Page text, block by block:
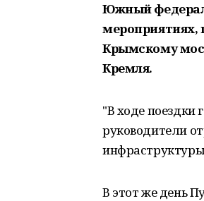
Южный
Крымскому
Кремля.
"В ходе поездки
руководители
В этот же день